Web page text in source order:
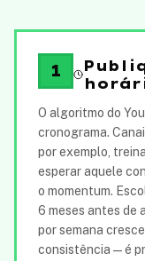
1
O algoritmo do
cronograma.
por exemplo,
esperar aquele
o momentum.
6 meses antes de
por semana
consistência — é